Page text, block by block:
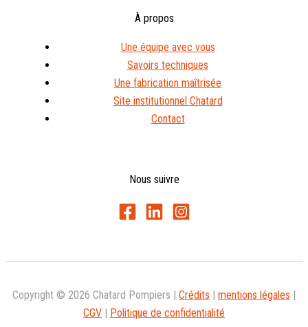
À propos
Une équipe avec vous
Savoirs techniques
Une fabrication maîtrisée
Site institutionnel Chatard
Contact
Nous suivre
Copyright © 2026 Chatard Pompiers | Crédits | mentions légales |
CGV | Politique de confidentialité